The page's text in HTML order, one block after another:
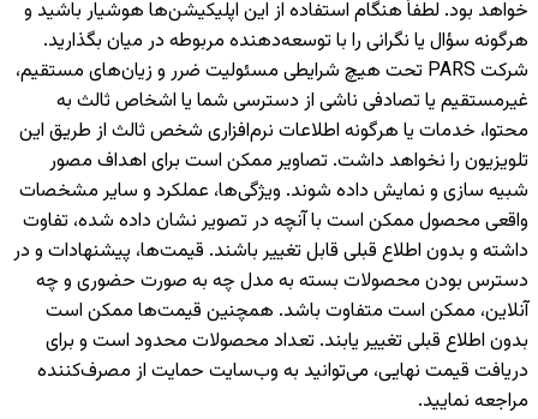
خواهد بود. لطفاً هنگام استفاده از این اپلیکیشن‌ها هوشیار باشید و
هرگونه سؤال یا نگرانی را با توسعه‌دهنده مربوطه در میان بگذارید.
شرکت PARS تحت هیچ شرایطی مسئولیت ضرر و زیان‌های مستقیم،
غیرمستقیم یا تصادفی ناشی از دسترسی شما یا اشخاص ثالث به
محتوا، خدمات یا هرگونه اطلاعات نرم‌افزاری شخص ثالث از طریق این
تلویزیون را نخواهد داشت. تصاویر ممکن است برای اهداف مصور
شبیه سازی و نمایش داده شوند. ویژگی‌ها، عملکرد و سایر مشخصات
واقعی محصول ممکن است با آنچه در تصویر نشان داده شده، تفاوت
داشته و بدون اطلاع قبلی قابل تغییر باشند. قیمت‌ها، پیشنهادات و در
دسترس بودن محصولات بسته به مدل چه به صورت حضوری و چه
آنلاین، ممکن است متفاوت باشد. همچنین قیمت‌ها ممکن است
بدون اطلاع قبلی تغییر یابند. تعداد محصولات محدود است و برای
دریافت قیمت نهایی، می‌توانید به وب‌سایت حمایت از مصرف‌کننده
مراجعه نمایید.